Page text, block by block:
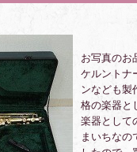
お写真のお
ケルントナ
ンなども製
格の楽器と
楽器として
まいちなの